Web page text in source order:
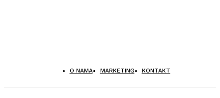
O NAMA MARKETING KONTAKT